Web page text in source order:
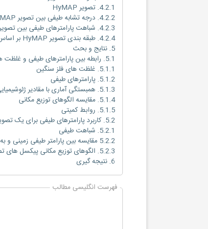
4.2.1. تصویر HyMAP
4.2.2. درجه تشابه طیفی بین تصویر HyMAP و داده های طیف سنج میدانی
4.2.3. شباهت پارامترهای طیفی بین تصویر و مجموعه داده های زمین
4.2.4. طبقه بندی تصویر HyMAP بر اساس پارامترهای طیفی
5. نتایج و بحث
5.1. رابطه بین پارامترهای طیفی و غلظت های فلز سنگین
5.1.1. غلظت های فلز سنگین
5.1.2. پارامترهای طیفی
5.1.3. همبستگی آماری با مقادیر ژئوشیمیایی و پارامترهای طیفی
5.1.4. مقایسه الگوهای توزیع مکانی
5.1.5. روابط کمیتی
5.2. کاربرد پارامترهای طیفی برای یک تصویر HyMAP
5.2.1. شباهت طیفی
5.2.2 مقایسه بین پارامتر طیفی زمینی و به دست آمده از- تصویر
5.2.3. الگوهای توزیع مکانی پیکسل های تصویر طبقه بندی شده
6. نتیجه گیری
فهرست انگلیسی مطالب